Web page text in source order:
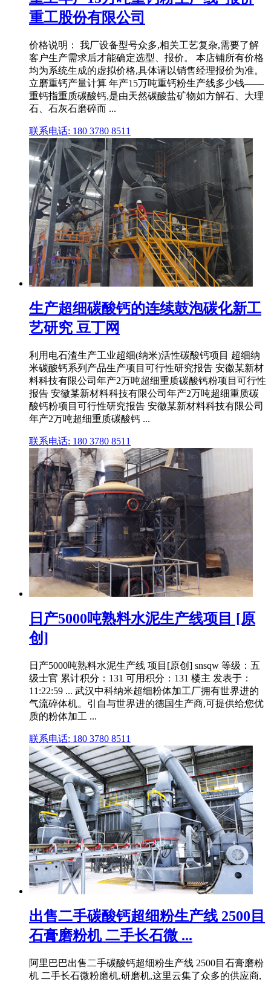
重工股份有限公司
价格说明： 我厂设备型号众多,相关工艺复杂,需要了解
客户生产需求后才能确定选型、报价。 本店铺所有价格
均为系统生成的虚拟价格,具体请以销售经理报价为准。
立磨重钙产量计算 年产15万吨重钙粉生产线多少钱——
重钙指重质碳酸钙,是由天然碳酸盐矿物如方解石、大理
石、石灰石磨碎而 ...
联系电话: 180 3780 8511
生产超细碳酸钙的连续鼓泡碳化新工
艺研究 豆丁网
利用电石渣生产工业超细(纳米)活性碳酸钙项目 超细纳
米碳酸钙系列产品生产项目可行性研究报告 安徽某新材
料科技有限公司年产2万吨超细重质碳酸钙粉项目可行性
报告 安徽某新材料科技有限公司年产2万吨超细重质碳
酸钙粉项目可行性研究报告 安徽某新材料科技有限公司
年产2万吨超细重质碳酸钙 ...
联系电话: 180 3780 8511
日产5000吨熟料水泥生产线项目 [原
创]
日产5000吨熟料水泥生产线 项目[原创] snsqw 等级：五
级士官 累计积分：131 可用积分：131 楼主 发表于：
11:22:59 ... 武汉中科纳米超细粉体加工厂拥有世界进的
气流碎体机。引自与世界进的德国生产商,可提供给您优
质的粉体加工 ...
联系电话: 180 3780 8511
出售二手碳酸钙超细粉生产线 2500目
石膏磨粉机 二手长石微 ...
阿里巴巴出售二手碳酸钙超细粉生产线 2500目石膏磨粉
机 二手长石微粉磨机,研磨机,这里云集了众多的供应商,